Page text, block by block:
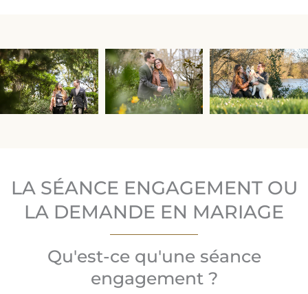
LA SÉANCE ENGAGEMENT OU
LA DEMANDE EN MARIAGE
Qu'est-ce qu'une séance
engagement ?